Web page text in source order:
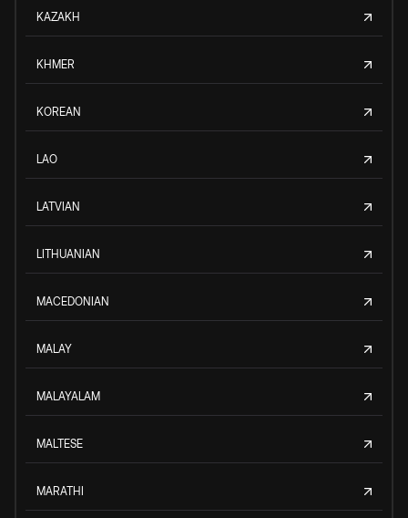
KAZAKH
KHMER
KOREAN
LAO
LATVIAN
LITHUANIAN
MACEDONIAN
MALAY
MALAYALAM
MALTESE
MARATHI